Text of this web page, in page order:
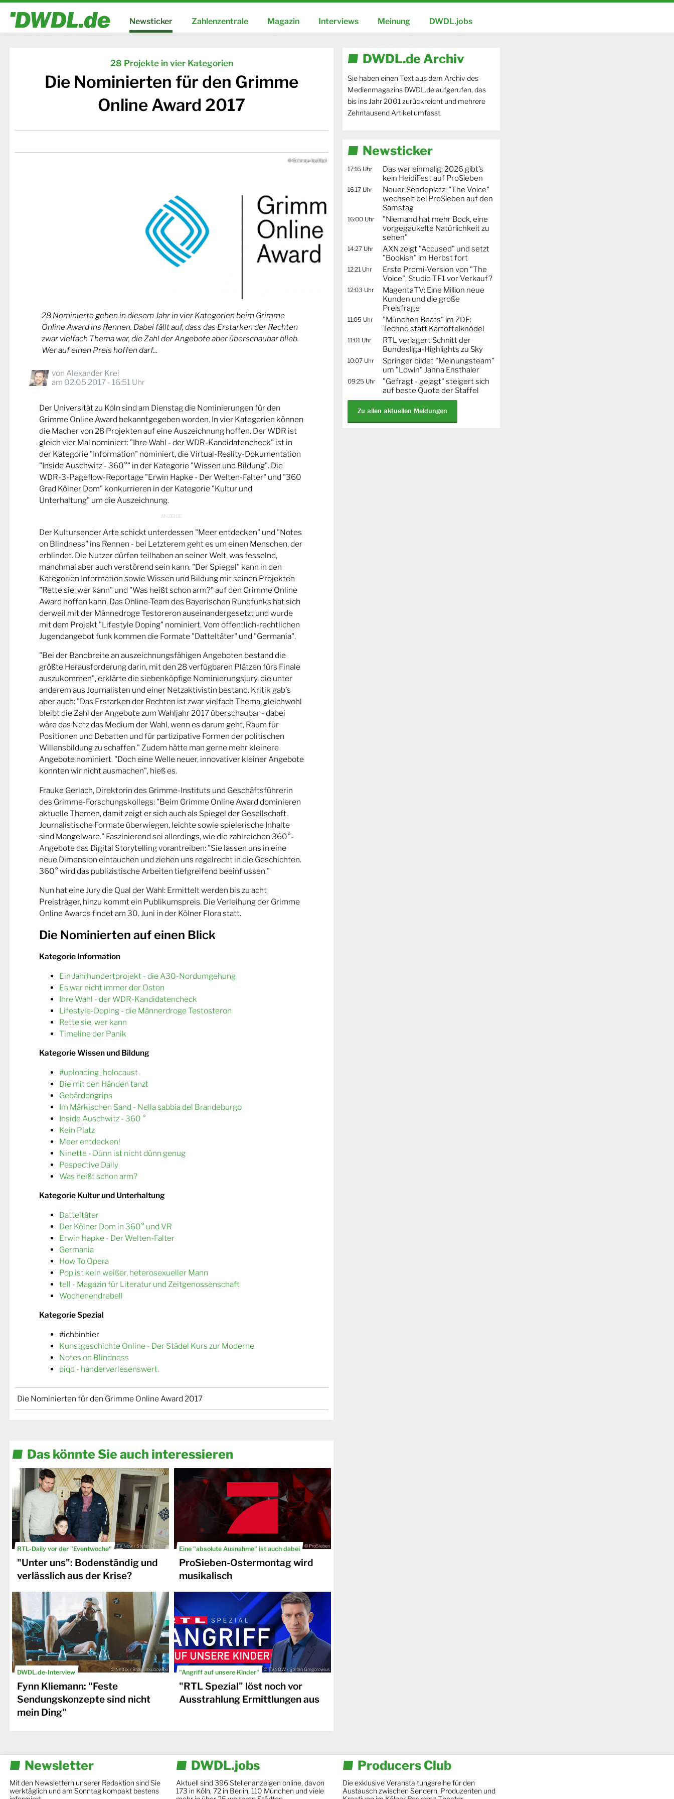
Newsticker Zahlenzentrale Magazin Interviews Meinung DWDL.jobs
28 Projekte in vier Kategorien
Die Nominierten für den Grimme
Online Award 2017
© Grimme-Institut
28 Nominierte gehen in diesem Jahr in vier Kategorien beim Grimme
Online Award ins Rennen. Dabei fällt auf, dass das Erstarken der Rechten
zwar vielfach Thema war, die Zahl der Angebote aber überschaubar blieb.
Wer auf einen Preis hoffen darf...
von Alexander Krei
am 02.05.2017 - 16:51 Uhr
Der Universität zu Köln sind am Dienstag die Nominierungen für den
Grimme Online Award bekanntgegeben worden. In vier Kategorien können
die Macher von 28 Projekten auf eine Auszeichnung hoffen. Der WDR ist
gleich vier Mal nominiert: "Ihre Wahl - der WDR-Kandidatencheck" ist in
der Kategorie "Information" nominiert, die Virtual-Reality-Dokumentation
"Inside Auschwitz - 360°" in der Kategorie "Wissen und Bildung". Die
WDR-3-Pageflow-Reportage "Erwin Hapke - Der Welten-Falter" und "360
Grad Kölner Dom" konkurrieren in der Kategorie "Kultur und
Unterhaltung" um die Auszeichnung.
Der Kultursender Arte schickt unterdessen "Meer entdecken" und "Notes
on Blindness" ins Rennen - bei Letzterem geht es um einen Menschen, der
erblindet. Die Nutzer dürfen teilhaben an seiner Welt, was fesselnd,
manchmal aber auch verstörend sein kann. "Der Spiegel" kann in den
Kategorien Information sowie Wissen und Bildung mit seinen Projekten
"Rette sie, wer kann" und "Was heißt schon arm?" auf den Grimme Online
Award hoffen kann. Das Online-Team des Bayerischen Rundfunks hat sich
derweil mit der Männedroge Testoreron auseinandergesetzt und wurde
mit dem Projekt "Lifestyle Doping" nominiert. Vom öffentlich-rechtlichen
Jugendangebot funk kommen die Formate "Datteltäter" und "Germania".
"Bei der Bandbreite an auszeichnungsfähigen Angeboten bestand die
größte Herausforderung darin, mit den 28 verfügbaren Plätzen fürs Finale
auszukommen", erklärte die siebenköpfige Nominierungsjury, die unter
anderem aus Journalisten und einer Netzaktivistin bestand. Kritik gab's
aber auch: "Das Erstarken der Rechten ist zwar vielfach Thema, gleichwohl
bleibt die Zahl der Angebote zum Wahljahr 2017 überschaubar - dabei
wäre das Netz das Medium der Wahl, wenn es darum geht, Raum für
Positionen und Debatten und für partizipative Formen der politischen
Willensbildung zu schaffen." Zudem hätte man gerne mehr kleinere
Angebote nominiert. "Doch eine Welle neuer, innovativer kleiner Angebote
konnten wir nicht ausmachen", hieß es.
Frauke Gerlach, Direktorin des Grimme-Instituts und Geschäftsführerin
des Grimme-Forschungskollegs: "Beim Grimme Online Award dominieren
aktuelle Themen, damit zeigt er sich auch als Spiegel der Gesellschaft.
Journalistische Formate überwiegen, leichte sowie spielerische Inhalte
sind Mangelware." Faszinierend sei allerdings, wie die zahlreichen 360°-
Angebote das Digital Storytelling vorantreiben: "Sie lassen uns in eine
neue Dimension eintauchen und ziehen uns regelrecht in die Geschichten.
360° wird das publizistische Arbeiten tiefgreifend beeinflussen."
Nun hat eine Jury die Qual der Wahl: Ermittelt werden bis zu acht
Preisträger, hinzu kommt ein Publikumspreis. Die Verleihung der Grimme
Online Awards findet am 30. Juni in der Kölner Flora statt.
Die Nominierten auf einen Blick
Kategorie Information
Ein Jahrhundertprojekt - die A30-Nordumgehung
Es war nicht immer der Osten
Ihre Wahl - der WDR-Kandidatencheck
Lifestyle-Doping - die Männerdroge Testosteron
Rette sie, wer kann
Timeline der Panik
Kategorie Wissen und Bildung
#uploading_holocaust
Die mit den Händen tanzt
Gebärdengrips
Im Märkischen Sand - Nella sabbia del Brandeburgo
Inside Auschwitz - 360 °
Kein Platz
Meer entdecken!
Ninette - Dünn ist nicht dünn genug
Pespective Daily
Was heißt schon arm?
Kategorie Kultur und Unterhaltung
Datteltäter
Der Kölner Dom in 360° und VR
Erwin Hapke - Der Welten-Falter
Germania
How To Opera
Pop ist kein weißer, heterosexueller Mann
tell - Magazin für Literatur und Zeitgenossenschaft
Wochenendrebell
Kategorie Spezial
#ichbinhier
Kunstgeschichte Online - Der Städel Kurs zur Moderne
Notes on Blindness
piqd - handerverlesenswert.
Die Nominierten für den Grimme Online Award 2017
Das könnte Sie auch interessieren
RTL-Daily vor der "Eventwoche" © TV Now / Stefan Behrens
"Unter uns": Bodenständig und
verlässlich aus der Krise?
Eine "absolute Ausnahme" ist auch dabei © ProSieben
ProSieben-Ostermontag wird
musikalisch
DWDL.de-Interview © Netflix / Brian Jakubowski
Fynn Kliemann: "Feste
Sendungskonzepte sind nicht
mein Ding"
"Angriff auf unsere Kinder" © TVNOW / Stefan Gregorowius
"RTL Spezial" löst noch vor
Ausstrahlung Ermittlungen aus
DWDL.de Archiv
Sie haben einen Text aus dem Archiv des
Medienmagazins DWDL.de aufgerufen, das
bis ins Jahr 2001 zurückreicht und mehrere
Zehntausend Artikel umfasst.
Newsticker
17:16 Uhr
Das war einmalig: 2026 gibt’s
kein HeidiFest auf ProSieben
16:17 Uhr
Neuer Sendeplatz: "The Voice"
wechselt bei ProSieben auf den
Samstag
16:00 Uhr
"Niemand hat mehr Bock, eine
vorgegaukelte Natürlichkeit zu
sehen"
14:27 Uhr
AXN zeigt "Accused" und setzt
"Bookish" im Herbst fort
12:21 Uhr
Erste Promi-Version von "The
Voice", Studio TF1 vor Verkauf?
12:03 Uhr
MagentaTV: Eine Million neue
Kunden und die große
Preisfrage
11:05 Uhr
"München Beats" im ZDF:
Techno statt Kartoffelknödel
11:01 Uhr
RTL verlagert Schnitt der
Bundesliga-Highlights zu Sky
10:07 Uhr
Springer bildet "Meinungsteam"
um "Löwin" Janna Ensthaler
09:25 Uhr
"Gefragt - gejagt" steigert sich
auf beste Quote der Staffel
Zu allen aktuellen Meldungen
Newsletter
Mit den Newslettern unserer Redaktion sind Sie
werktäglich und am Sonntag kompakt bestens
DWDL.jobs
Aktuell sind 396 Stellenanzeigen online, davon
173 in Köln, 72 in Berlin, 110 München und viele
Producers Club
Die exklusive Veranstaltungsreihe für den
Austausch zwischen Sendern, Produzenten und